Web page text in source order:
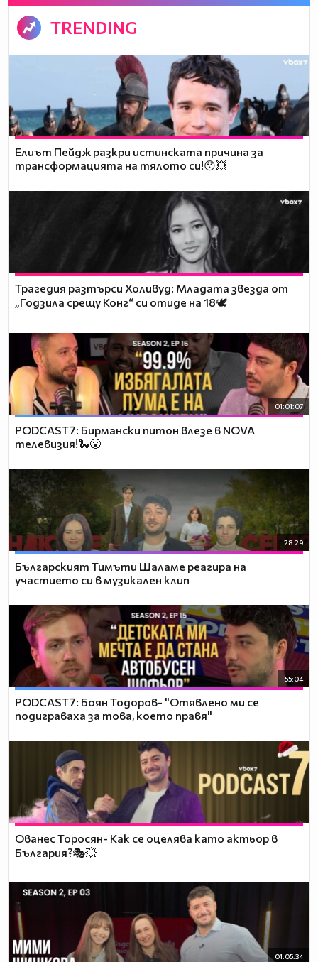
TRENDING
Елиът Пейдж разкри истинската причина за
трансформацията на тялото си!😯💥
Трагедия разтърси Холивуд: Младата звезда от
„Годзила срещу Конг“ си отиде на 18🕊️
01:01:07
PODCAST7: Бирмански питон влезе в NOVA
телевизия!🐍😮
28:29
Българският Тимъти Шаламе реагира на
участието си в музикален клип
55:04
PODCAST7: ‪Боян Тодоров- "Отявлено ми се
подиграваха за това, което правя"
Ованес Торосян- Как се оцелява като актьор в
България?🎭💥
01:05:34